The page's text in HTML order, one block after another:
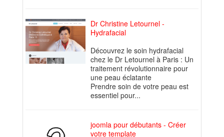
Dr Christine Letournel -
Hydrafacial
Découvrez le soin hydrafacial
chez le Dr Letournel à Paris : Un
traitement révolutionnaire pour
une peau éclatante
Prendre soin de votre peau est
essentiel pour...
joomla pour débutants - Créer
votre template